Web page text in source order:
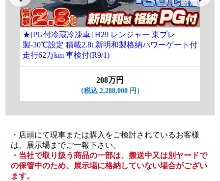
★[PG付冷蔵冷凍車] H29 レンジャー 東プレ
製-30℃設定 積載2.8t 新明和製格納パワーゲート付
走行62万km 車検付(R9/1)
208万円
（税込 2,288,000 円）
・店頭にて現車または購入をご検討されているお客様
は、展示場までご一報下さい。
・当社で取り扱う商品の一部は、搬送中又は別ヤードで
の保管中のため、展示場に格納していない場合がござい
ます。